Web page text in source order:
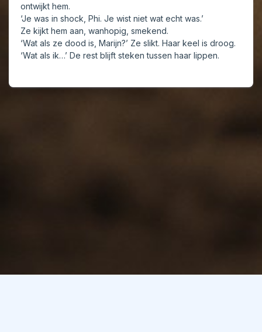
ontwijkt hem.
‘Je was in shock, Phi. Je wist niet wat echt was.’
Ze kijkt hem aan, wanhopig, smekend.
‘Wat als ze dood is, Marijn?’ Ze slikt. Haar keel is droog.
‘Wat als ik…’ De rest blijft steken tussen haar lippen.